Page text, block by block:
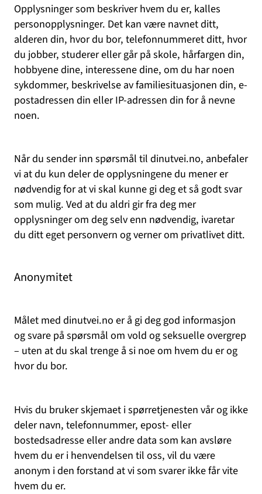
Opplysninger som beskriver hvem du er, kalles
personopplysninger. Det kan være navnet ditt,
alderen din, hvor du bor, telefonnummeret ditt, hvor
du jobber, studerer eller går på skole, hårfargen din,
hobbyene dine, interessene dine, om du har noen
sykdommer, beskrivelse av familiesituasjonen din, e-
postadressen din eller IP-adressen din for å nevne
noen.
Når du sender inn spørsmål til dinutvei.no, anbefaler
vi at du kun deler de opplysningene du mener er
nødvendig for at vi skal kunne gi deg et så godt svar
som mulig. Ved at du aldri gir fra deg mer
opplysninger om deg selv enn nødvendig, ivaretar
du ditt eget personvern og verner om privatlivet ditt.
Anonymitet
Målet med dinutvei.no er å gi deg god informasjon
og svare på spørsmål om vold og seksuelle overgrep
– uten at du skal trenge å si noe om hvem du er og
hvor du bor.
Hvis du bruker skjemaet i spørretjenesten vår og ikke
deler navn, telefonnummer, epost- eller
bostedsadresse eller andre data som kan avsløre
hvem du er i henvendelsen til oss, vil du være
anonym i den forstand at vi som svarer ikke får vite
hvem du er.